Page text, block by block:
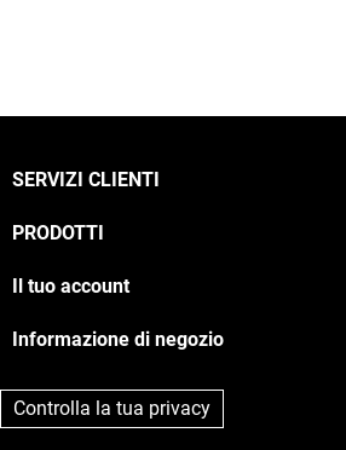
SERVIZI CLIENTI
PRODOTTI
Il tuo account
Informazione di negozio
Controlla la tua privacy